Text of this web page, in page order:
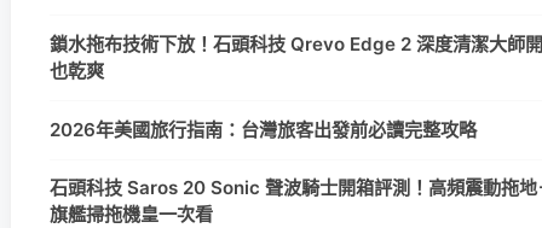
鎖水拖布技術下放！石頭科技 Qrevo Edge 2 深度清潔大師
也乾爽
2026年美國旅行指南：台灣旅客出發前必讀完整攻略
石頭科技 Saros 20 Sonic 聲波騎士開箱評測！高頻震動拖
旗艦掃拖機皇一次看